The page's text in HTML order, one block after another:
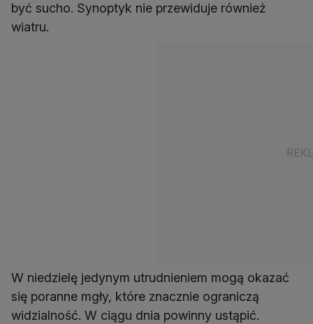
być sucho. Synoptyk nie przewiduje również
wiatru.
W niedzielę jedynym utrudnieniem mogą okazać
się poranne mgły, które znacznie ograniczą
widzialność. W ciągu dnia powinny ustąpić.